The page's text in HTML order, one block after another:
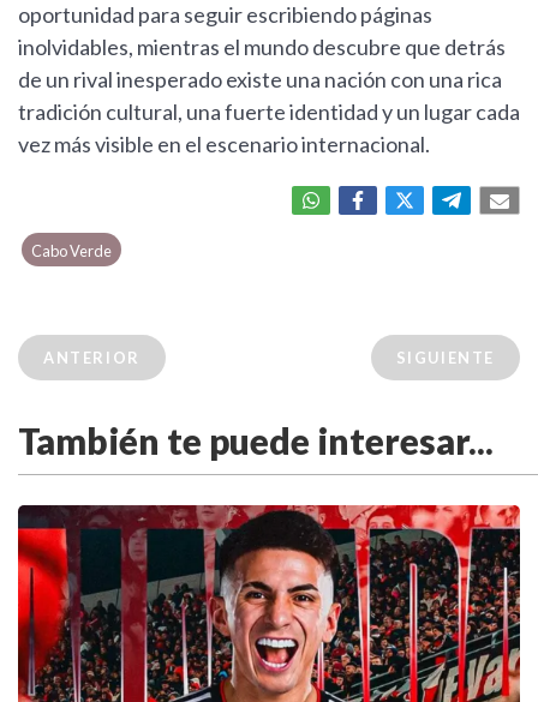
oportunidad para seguir escribiendo páginas
inolvidables, mientras el mundo descubre que detrás
de un rival inesperado existe una nación con una rica
tradición cultural, una fuerte identidad y un lugar cada
vez más visible en el escenario internacional.
Cabo Verde
ANTERIOR SIGUIENTE
También te puede interesar...